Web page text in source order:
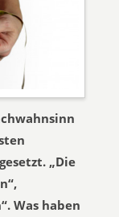
„Die
Was haben